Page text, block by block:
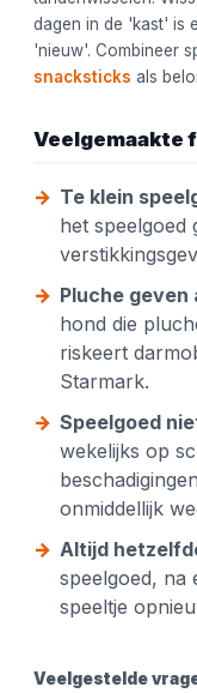
dagen in de 'kast' is
'nieuw'. Combineer
snacksticks als
Veelgemaakte
Te klein
het speelgoed
Pluche
hond die
riskeert
Starmark.
Speelgoed
wekelijks op
onmiddellijk
Altijd
speelgoed, na
speeltje
Veelgestelde